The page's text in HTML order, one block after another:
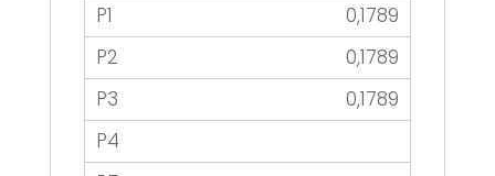
0,1789
0,1789
0,1789